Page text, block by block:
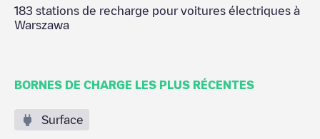
183 stations de recharge pour voitures électriques à
Warszawa
BORNES DE CHARGE LES PLUS RÉCENTES
Surface